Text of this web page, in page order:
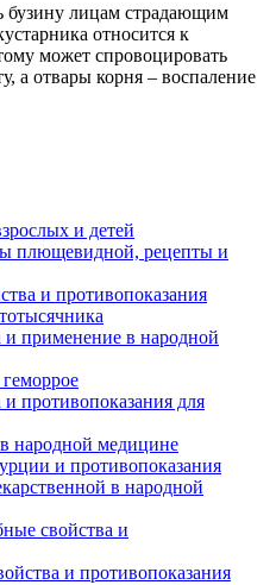
бузину лицам страдающим
относится к
может спровоцировать
а отвары корня – воспаление
и детей
плющевидной, рецепты и
и противопоказания
и применение в народной
противопоказания для
народной медицине
и противопоказания
в народной
свойства и
и противопоказания